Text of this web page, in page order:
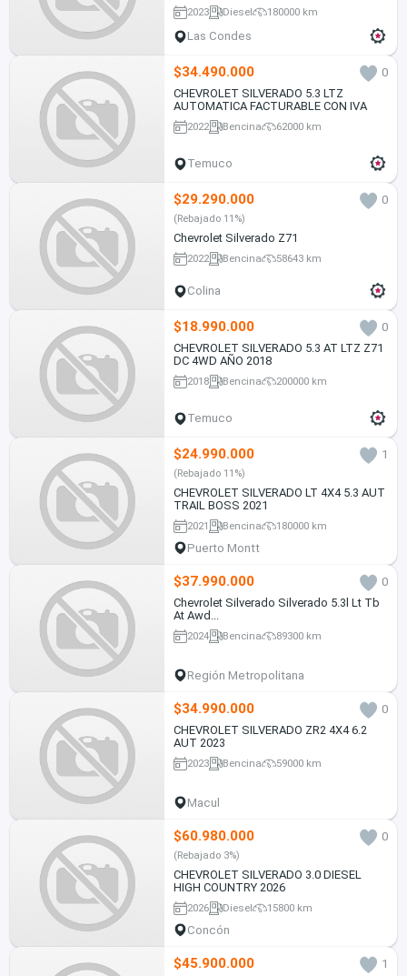
2023 Diesel 180000 km
Las Condes
$34.490.000
0
CHEVROLET SILVERADO 5.3 LTZ
AUTOMATICA FACTURABLE CON IVA
2022 Bencina 62000 km
Temuco
$29.290.000 0
(Rebajado 11%)
Chevrolet Silverado Z71
2022 Bencina 58643 km
Colina
$18.990.000
0
CHEVROLET SILVERADO 5.3 AT LTZ Z71
DC 4WD AÑO 2018
2018 Bencina 200000 km
Temuco
$24.990.000 1
(Rebajado 11%)
CHEVROLET SILVERADO LT 4X4 5.3 AUT
TRAIL BOSS 2021
2021 Bencina 180000 km
Puerto Montt
$37.990.000
0
Chevrolet Silverado Silverado 5.3l Lt Tb
At Awd...
2024 Bencina 89300 km
Región Metropolitana
$34.990.000
0
CHEVROLET SILVERADO ZR2 4X4 6.2
AUT 2023
2023 Bencina 59000 km
Macul
$60.980.000 0
(Rebajado 3%)
CHEVROLET SILVERADO 3.0 DIESEL
HIGH COUNTRY 2026
2026 Diesel 15800 km
Concón
$45.900.000 1